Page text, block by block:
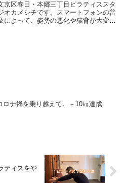
京区春日・本郷三丁目ピラティススタ
オカメシチです。スマートフォンの普
によって、姿勢の悪化や猫背が大変問
ロナ禍を乗り越えて。－10㎏達成
ティスをや